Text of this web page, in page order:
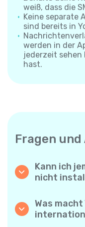
weiß, dass die
Keine separate
sind bereits in
werden in der
jederzeit sehen
hast.
Fragen
Kann ich
nicht
Person
Was